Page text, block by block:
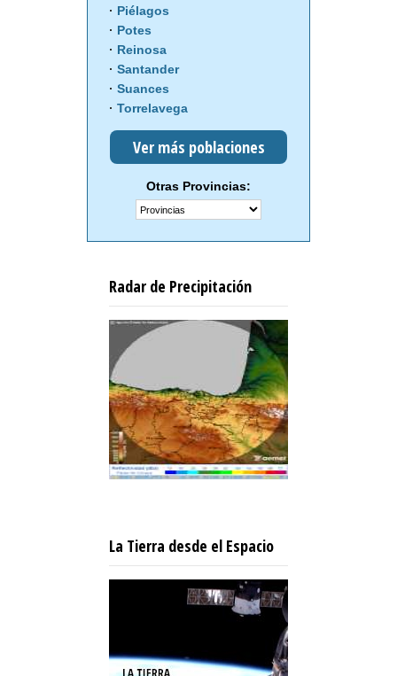
Piélagos
Potes
Reinosa
Santander
Suances
Torrelavega
Ver más poblaciones
Otras Provincias:
Radar de Precipitación
La Tierra desde el Espacio